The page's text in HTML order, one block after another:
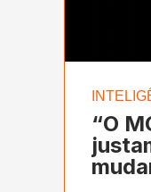
“O